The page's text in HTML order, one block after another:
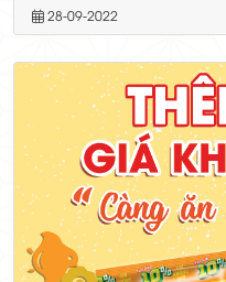
28-09-2022